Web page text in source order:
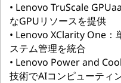
• Lenovo TruScale
なGPUリソースを提供
• Lenovo XClarity One：
ステム管理を統合
• Lenovo Power and
技術でAIコンピューティ